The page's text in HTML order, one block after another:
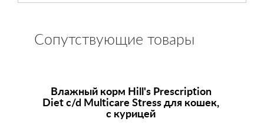
Сопутствующие товары
Влажный корм Hill's Prescription
Dietc/d Multicare Stress для кошек,
с курицей